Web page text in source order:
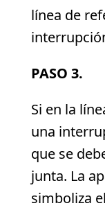
línea de
PASO 3.
Si en la
una
que se
junta. La
simboliza